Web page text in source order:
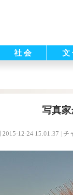
社 会 文
写真
2015-12-24 15:01:37 | チ